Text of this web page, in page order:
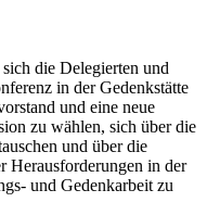
die Delegierten und
in der Gedenkstätte
und eine neue
zu wählen, sich über die
und über die
Herausforderungen in der
und Gedenkarbeit zu